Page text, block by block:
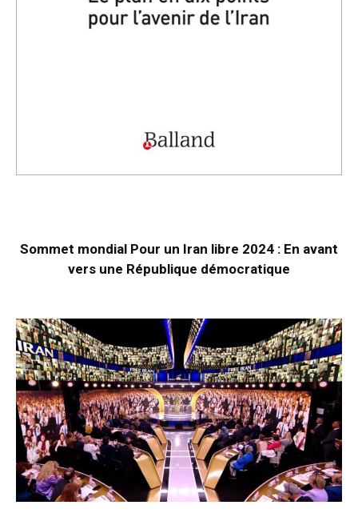
Sommet mondial Pour un Iran libre 2024 : En avant
vers une République démocratique